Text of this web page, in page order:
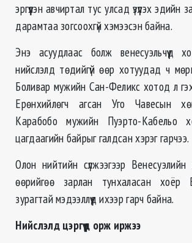
эргүүлэн авчиртал тус улсад үзүүлэх эдийн
дарамтаа зогсоохгүй хэмээсэн байна.
Энэ асуудлаас болж венесуэльчүүд
нийслэлд төдийгүй өөр хотуудад ч
Боливар мужийн Сан-Феликс хотод л
Ерөнхийлөгч агсан Уго Чавесын
Карабобо мужийн Пуэрто-Кабельо
цагдаагийн байрыг галдсан хэрэг гарчээ.
Олон нийтийн сүлжээгээр
өөрийгөө зарлан тунхаласан хоёр
зурагтай мэдээллүүд ихээр гарч байна.
Нийслэлд цэргүүд орж иржээ